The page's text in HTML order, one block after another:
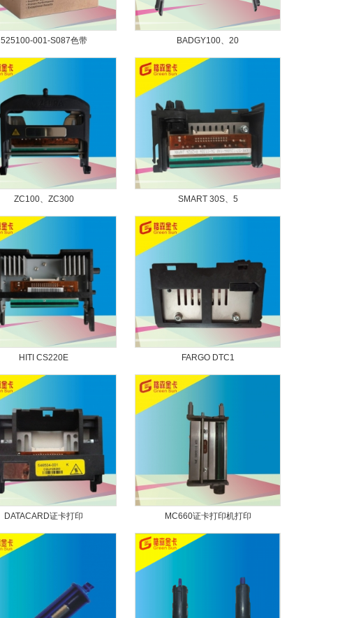
525100-001-S087色带 BADGY100、20
ZC100、ZC300 SMART 30S、5
HITI CS220E FARGO DTC1
DATACARD证卡打印 MC660证卡打印机打印